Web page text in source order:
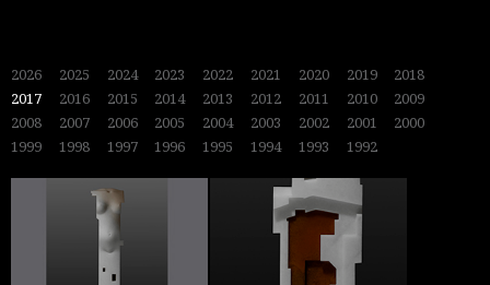
2026 2025 2024 2023 2022 2021 2020 2019
2018
2017
2016 2015 2014 2013 2012 2011 2010
2009
2008
2007 2006 2005 2004 2003 2002 2001
2000
1999
1998 1997 1996 1995 1994 1993 1992